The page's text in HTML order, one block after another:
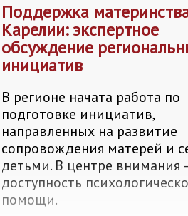
Поддержка
Карелии: экспертное
обсуждение
инициатив
В регионе начата работа по
подготовке инициатив,
направленных на развитие
сопровождения матерей и
детьми. В центре внимания
доступность
помощи.